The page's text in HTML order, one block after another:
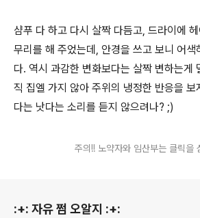
샴푸 다 하고 다시 살짝 다듬고, 드라이에
무리를 해 주었는데, 안경을 쓰고 보니 어색
다. 역시 과감한 변화보다는 살짝 변하는게
직 집엘 가지 않아 주위의 냉정한 반응을 보
다는 낫다는 소리를 듣지 않으려나? ;)
주의!! 노약자와 임산부는 클릭을
:+: 자유 쩜 오알지 :+: